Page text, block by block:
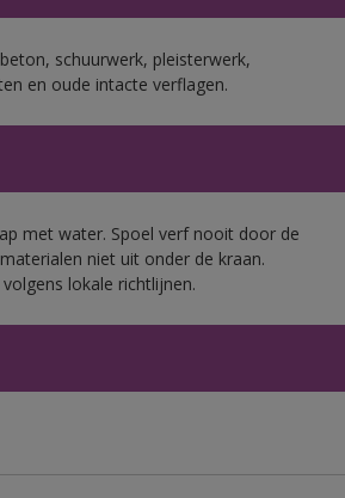
schuurwerk, pleisterwerk,
en oude intacte verflagen.
met water. Spoel verf nooit door de
niet uit onder de kraan.
lokale richtlijnen.